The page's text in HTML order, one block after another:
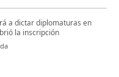
a dictar diplomaturas en
la inscripción